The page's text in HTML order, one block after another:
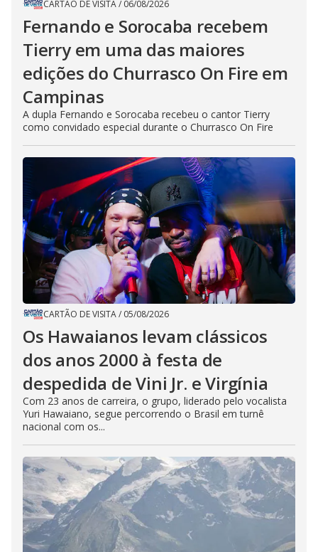
CARTÃO DE VISITA/ 06/08/2026
Fernando e Sorocaba recebem
Tierry em uma das maiores
edições do Churrasco On Fire em
Campinas
A dupla Fernando e Sorocaba recebeu o cantor Tierry
como convidado especial durante o Churrasco On Fire
CARTÃO DE VISITA/ 05/08/2026
Os Hawaianos levam clássicos
dos anos 2000 à festa de
despedida de Vini Jr. e Virgínia
Com 23 anos de carreira, o grupo, liderado pelo vocalista
Yuri Hawaiano, segue percorrendo o Brasil em turnê
nacional com os...